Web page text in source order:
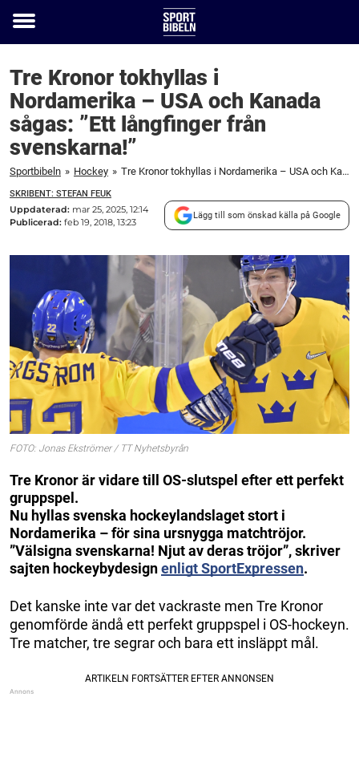
Toggle
Tre Kronor tokhyllas i
Nordamerika – USA och Kanada
sågas: ”Ett långfinger från
svenskarna!”
Sportbibeln » Hockey » Tre Kronor tokhyllas i Nordamerika – USA och Kanada sågas: "Ett långfinger från svenskarna!"
SKRIBENT: STEFAN FEUK
Uppdaterad: mar 25, 2025, 12:14
Publicerad: feb 19, 2018, 13:23
Lägg till som önskad källa på Google
FOTO: Jonas Ekströmer / TT Nyhetsbyrån
Tre Kronor är vidare till OS-slutspel efter ett perfekt
gruppspel.
Nu hyllas svenska hockeylandslaget stort i
Nordamerika – för sina ursnygga matchtröjor.
”Välsigna svenskarna! Njut av deras tröjor”, skriver
sajten hockeybydesignenligt SportExpressen.
Det kanske inte var det vackraste men Tre Kronor
genomförde ändå ett perfekt gruppspel i OS-hockeyn.
Tre matcher, tre segrar och bara ett insläppt mål.